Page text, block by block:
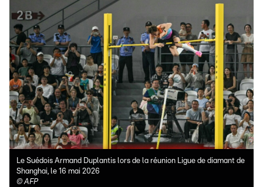
Le Suédois Armand Duplantis lors de la réunion Ligue de diamant de
Shanghai, le 16 mai 2026
©AFP